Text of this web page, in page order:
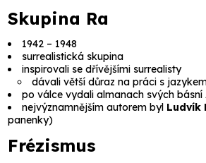
Skupina Ra
1942 – 1948
surrealistická skupina
inspirovali se dřívějšími surrealisty
dávali větší důraz na práci s
po válce vydali almanach svých básní
nejvýznamnějším autorem byl Ludvík
panenky)
Frézismus